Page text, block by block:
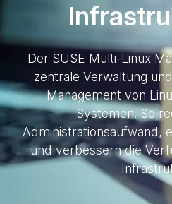
Der SUSE Multi-Linux
zentrale Verwaltung
Management von
Systemen. So
Administrationsaufwand,
und verbessern die